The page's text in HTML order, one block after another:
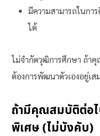
มีความสามารถในกา
ได้
ไม่จำกัดวุฒิการศึกษา ถ้า
ต้องการพัฒนาตัวเองอยู่เ
ถ้ามีคุณสมบัติต่อ
พิเศษ (ไม่บังคับ)